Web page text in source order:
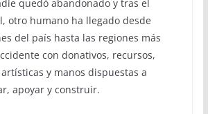
quedó abandonado y tras el
otro humano ha llegado desde
del país hasta las regiones más
con donativos, recursos,
y manos dispuestas a
apoyar y construir.